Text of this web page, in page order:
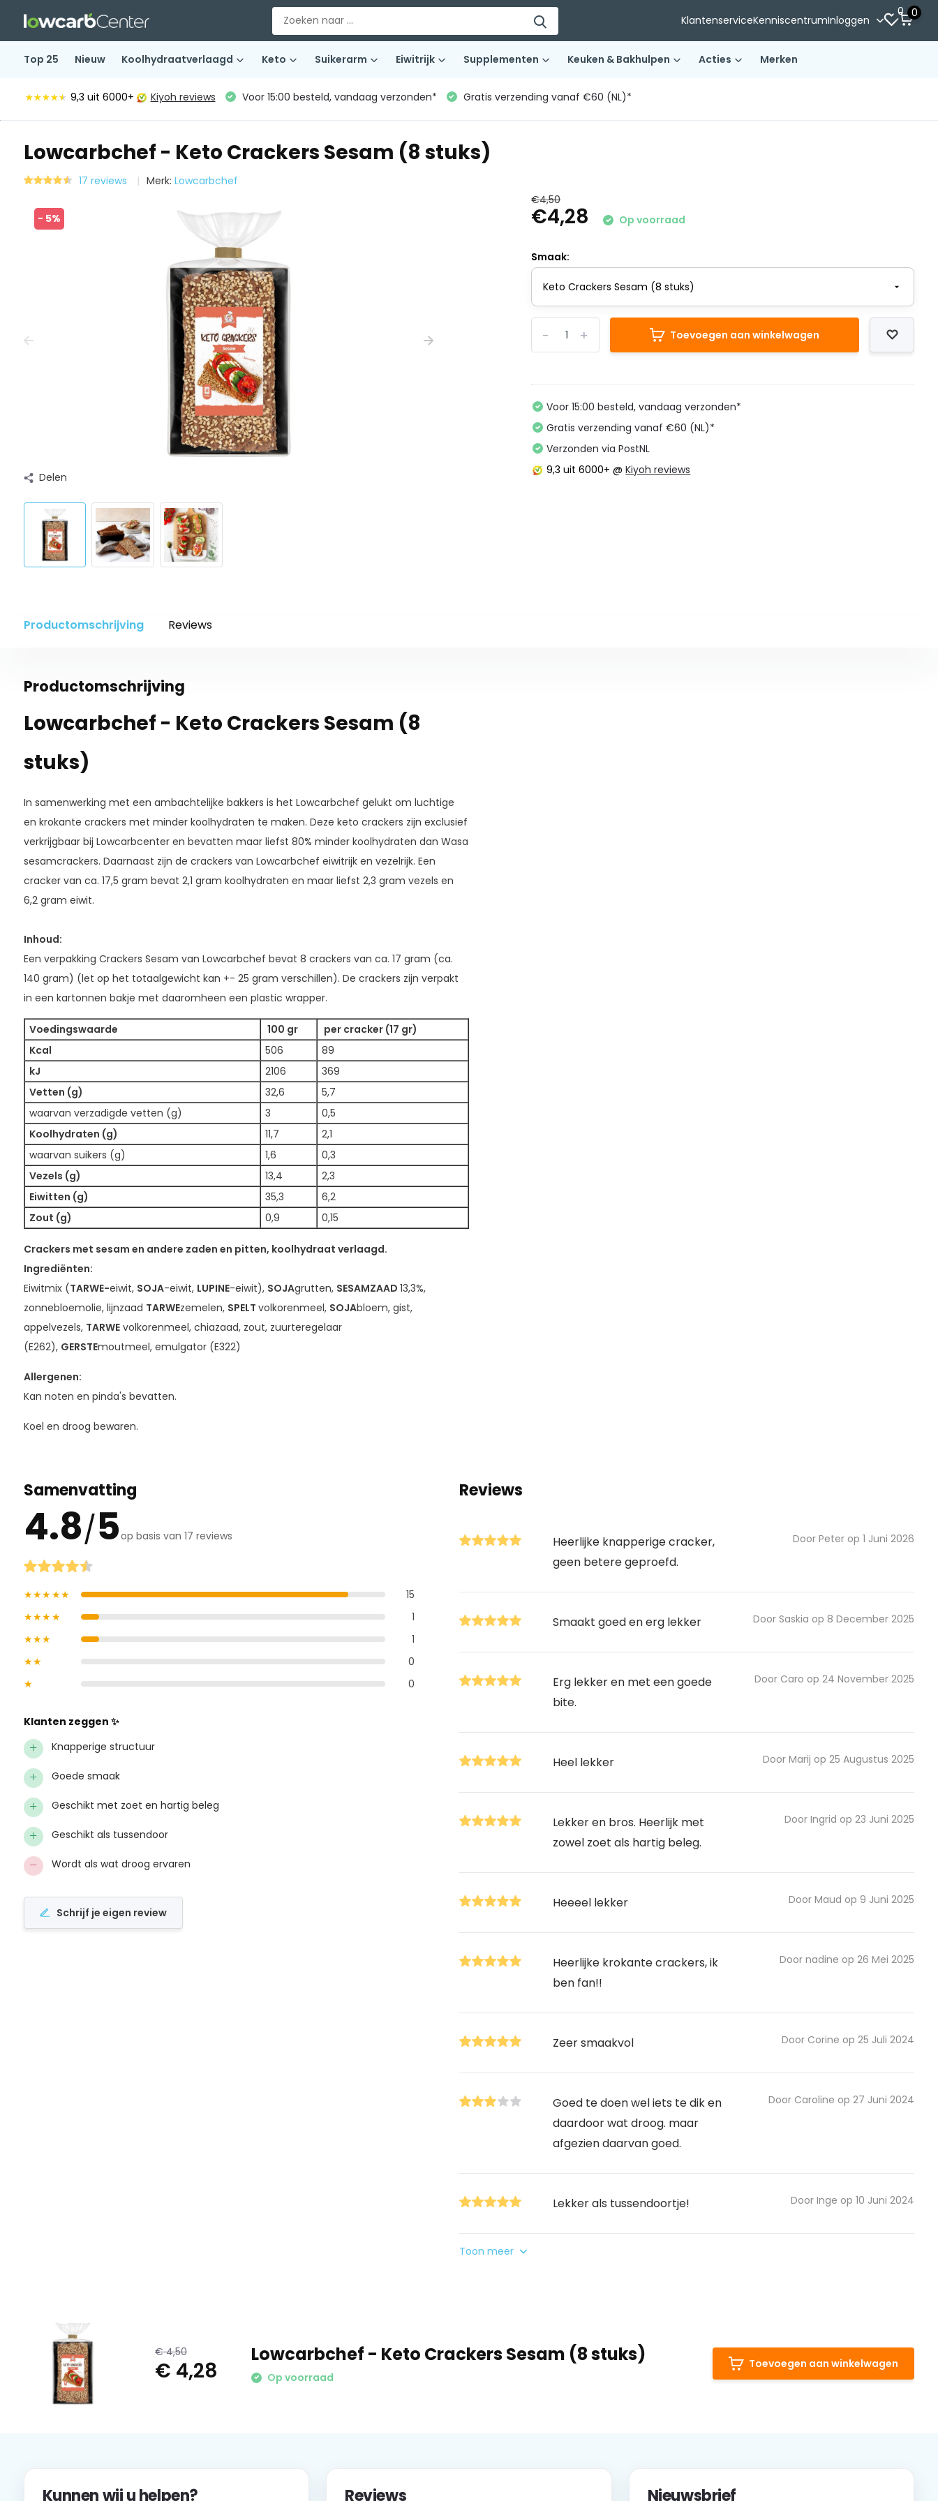
KlantenserviceKenniscentrumInloggen
0 0
Top 25 Nieuw Koolhydraatverlaagd Keto Suikerarm Eiwitrijk Supplementen Keuken & Bakhulpen Acties Merken
★★★★★
★★★★★ 9,3 uit 6000+ Kiyoh reviews Voor 15:00 besteld, vandaag verzonden* Gratis verzending vanaf €60 (NL)*
Lowcarbchef - Keto Crackers Sesam (8 stuks)
17 reviews Merk: Lowcarbchef
- 5%
Delen
€4,50
€4,28 Op voorraad
Smaak:
+
- Toevoegen aan winkelwagen
Voor 15:00 besteld, vandaag verzonden*
Gratis verzending vanaf €60 (NL)*
Verzonden via PostNL
9,3 uit 6000+ @Kiyoh reviews
Productomschrijving Reviews
Productomschrijving
Lowcarbchef - Keto Crackers Sesam (8
stuks)
In samenwerking met een ambachtelijke bakkers is het Lowcarbchef gelukt om luchtige
en krokante crackers met minder koolhydraten te maken. Deze keto crackers zijn exclusief
verkrijgbaar bij Lowcarbcenter en bevatten maar liefst 80% minder koolhydraten dan Wasa
sesamcrackers. Daarnaast zijn de crackers van Lowcarbchef eiwitrijk en vezelrijk. Een
cracker van ca. 17,5 gram bevat 2,1 gram koolhydraten en maar liefst 2,3 gram vezels en
6,2 gram eiwit.
Inhoud:
Een verpakking Crackers Sesam van Lowcarbchef bevat 8 crackers van ca. 17 gram (ca.
140 gram) (let op het totaalgewicht kan +- 25 gram verschillen). De crackers zijn verpakt
in een kartonnen bakje met daaromheen een plastic wrapper.
Voedingswaarde 100 gr
per cracker (17 gr)
Kcal
506
89
kJ
2106
369
Vetten (g)
32,6
5,7
waarvan verzadigde vetten (g)
3
0,5
Koolhydraten (g)
11,7
2,1
waarvan suikers (g)
1,6
0,3
Vezels (g)
13,4
2,3
Eiwitten (g)
35,3
6,2
Zout (g)
0,9 0,15
Crackers met sesam en andere zaden en pitten, koolhydraat verlaagd.
Ingrediënten:
Eiwitmix (TARWE-eiwit, SOJA-eiwit, LUPINE-eiwit), SOJAgrutten, SESAMZAAD 13,3%,
zonnebloemolie, lijnzaad TARWEzemelen, SPELT volkorenmeel, SOJAbloem, gist,
appelvezels, TARWEvolkorenmeel, chiazaad, zout, zuurteregelaar
(E262), GERSTEmoutmeel, emulgator (E322)
Allergenen:
Kan noten en pinda's bevatten.
Koel en droog bewaren.
Samenvatting
4.8/5op basis van 17 reviews
★★★★★
15
★★★★
1
★★★
1
★★
0
★
0
Klanten zeggen ✨
+
Knapperige structuur
+ Goede smaak
+ Geschikt met zoet en hartig beleg
+ Geschikt als tussendoor
− Wordt als wat droog ervaren
Schrijf je eigen review
Reviews
Heerlijke knapperige cracker,
geen betere geproefd.
Door Peter op 1 Juni 2026
Smaakt goed en erg lekker Door Saskia op 8 December 2025
Erg lekker en met een goede
bite.
Door Caro op 24 November 2025
Heel lekker Door Marij op 25 Augustus 2025
Lekker en bros. Heerlijk met
zowel zoet als hartig beleg.
Door Ingrid op 23 Juni 2025
Heeeel lekker Door Maud op 9 Juni 2025
Heerlijke krokante crackers, ik
ben fan!!
Door nadine op 26 Mei 2025
Zeer smaakvol Door Corine op 25 Juli 2024
Goed te doen wel iets te dik en
daardoor wat droog. maar
afgezien daarvan goed.
Door Caroline op 27 Juni 2024
Lekker als tussendoortje! Door Inge op 10 Juni 2024
Toon meer
€ 4,50
€ 4,28
Lowcarbchef - Keto Crackers Sesam (8 stuks)
Op voorraad
Toevoegen aan winkelwagen
Kunnen wij u helpen? Reviews Nieuwsbrief